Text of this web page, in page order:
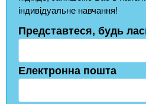
індивідуальне навчання!
Представтеся, будь
Електронна пошта